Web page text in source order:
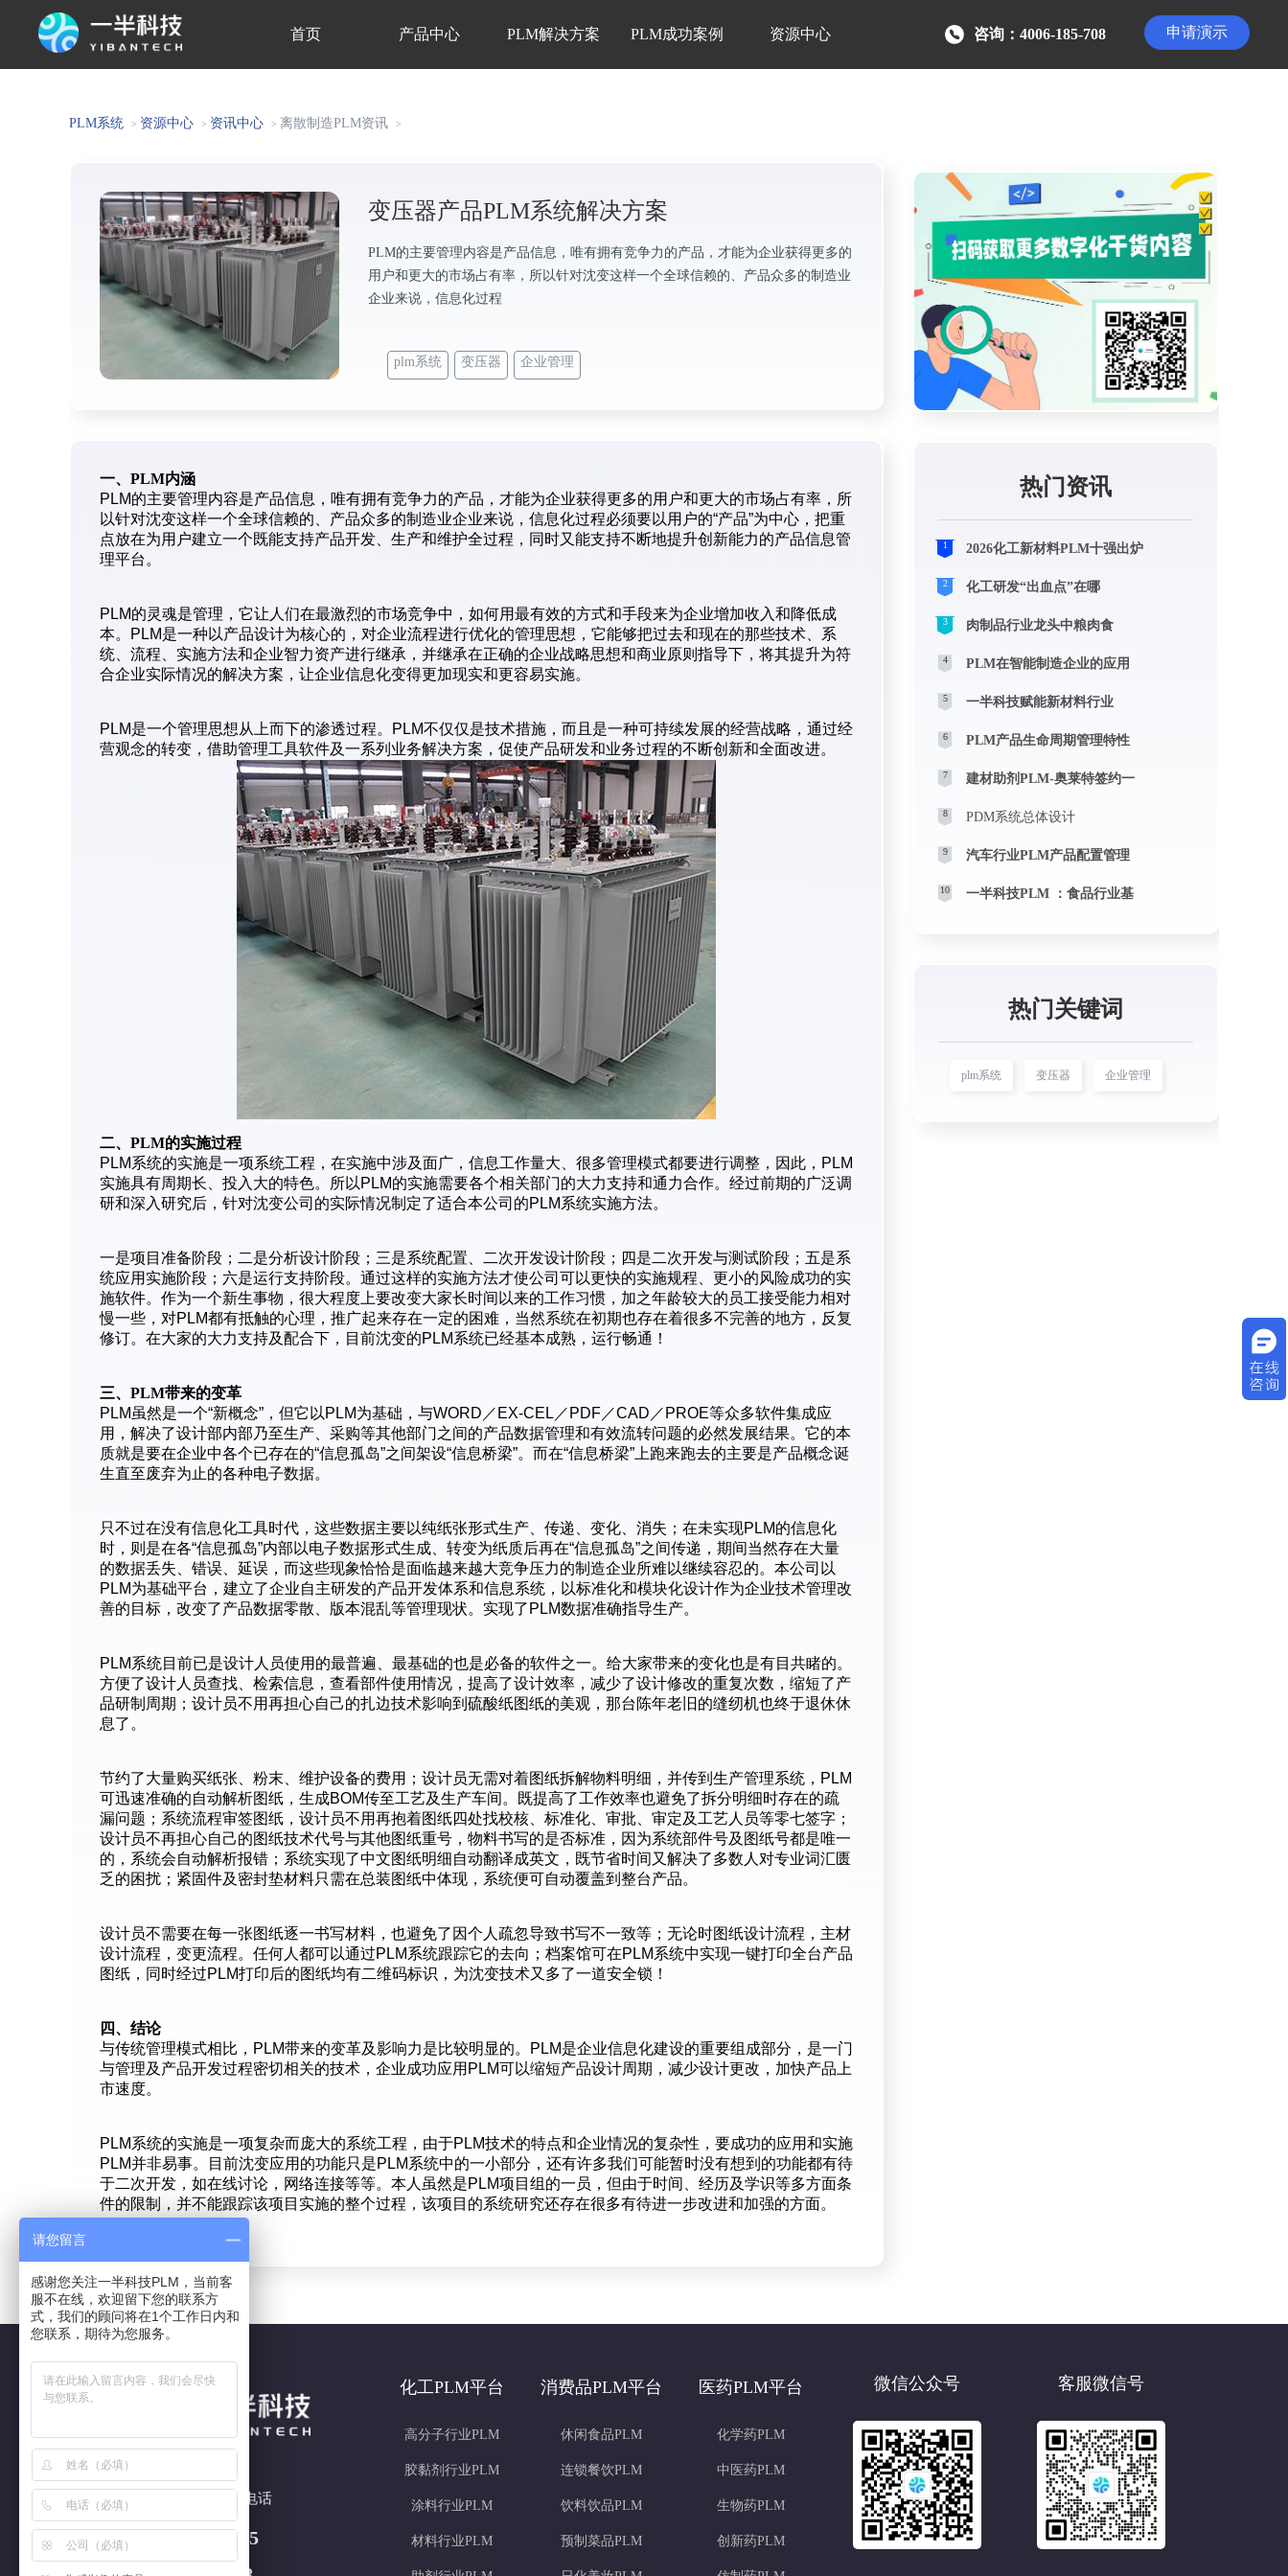
首页 产品中心 PLM解决方案 PLM成功案例 资源中心 申请演示
咨询：4006-185-708
PLM系统 > 资源中心 > 资讯中心 > 离散制造PLM资讯 >
变压器产品PLM系统解决方案
PLM的主要管理内容是产品信息，唯有拥有竞争力的产品，才能为企业获得更多的
用户和更大的市场占有率，所以针对沈变这样一个全球信赖的、产品众多的制造业
企业来说，信息化过程
plm系统 变压器 企业管理
一、PLM内涵
PLM的主要管理内容是产品信息，唯有拥有竞争力的产品，才能为企业获得更多的用户和更大的市场占有率，所
以针对沈变这样一个全球信赖的、产品众多的制造业企业来说，信息化过程必须要以用户的“产品”为中心，把重
点放在为用户建立一个既能支持产品开发、生产和维护全过程，同时又能支持不断地提升创新能力的产品信息管
理平台。
PLM的灵魂是管理，它让人们在最激烈的市场竞争中，如何用最有效的方式和手段来为企业增加收入和降低成
本。PLM是一种以产品设计为核心的，对企业流程进行优化的管理思想，它能够把过去和现在的那些技术、系
统、流程、实施方法和企业智力资产进行继承，并继承在正确的企业战略思想和商业原则指导下，将其提升为符
合企业实际情况的解决方案，让企业信息化变得更加现实和更容易实施。
PLM是一个管理思想从上而下的渗透过程。PLM不仅仅是技术措施，而且是一种可持续发展的经营战略，通过经
营观念的转变，借助管理工具软件及一系列业务解决方案，促使产品研发和业务过程的不断创新和全面改进。
二、PLM的实施过程
PLM系统的实施是一项系统工程，在实施中涉及面广，信息工作量大、很多管理模式都要进行调整，因此，PLM
实施具有周期长、投入大的特色。所以PLM的实施需要各个相关部门的大力支持和通力合作。经过前期的广泛调
研和深入研究后，针对沈变公司的实际情况制定了适合本公司的PLM系统实施方法。
一是项目准备阶段；二是分析设计阶段；三是系统配置、二次开发设计阶段；四是二次开发与测试阶段；五是系
统应用实施阶段；六是运行支持阶段。通过这样的实施方法才使公司可以更快的实施规程、更小的风险成功的实
施软件。作为一个新生事物，很大程度上要改变大家长时间以来的工作习惯，加之年龄较大的员工接受能力相对
慢一些，对PLM都有抵触的心理，推广起来存在一定的困难，当然系统在初期也存在着很多不完善的地方，反复
修订。在大家的大力支持及配合下，目前沈变的PLM系统已经基本成熟，运行畅通！
三、PLM带来的变革
PLM虽然是一个“新概念”，但它以PLM为基础，与WORD／EX-CEL／PDF／CAD／PROE等众多软件集成应
用，解决了设计部内部乃至生产、采购等其他部门之间的产品数据管理和有效流转问题的必然发展结果。它的本
质就是要在企业中各个已存在的“信息孤岛”之间架设“信息桥梁”。而在“信息桥梁”上跑来跑去的主要是产品概念诞
生直至废弃为止的各种电子数据。
只不过在没有信息化工具时代，这些数据主要以纯纸张形式生产、传递、变化、消失；在未实现PLM的信息化
时，则是在各“信息孤岛”内部以电子数据形式生成、转变为纸质后再在“信息孤岛”之间传递，期间当然存在大量
的数据丢失、错误、延误，而这些现象恰恰是面临越来越大竞争压力的制造企业所难以继续容忍的。本公司以
PLM为基础平台，建立了企业自主研发的产品开发体系和信息系统，以标准化和模块化设计作为企业技术管理改
善的目标，改变了产品数据零散、版本混乱等管理现状。实现了PLM数据准确指导生产。
PLM系统目前已是设计人员使用的最普遍、最基础的也是必备的软件之一。给大家带来的变化也是有目共睹的。
方便了设计人员查找、检索信息，查看部件使用情况，提高了设计效率，减少了设计修改的重复次数，缩短了产
品研制周期；设计员不用再担心自己的扎边技术影响到硫酸纸图纸的美观，那台陈年老旧的缝纫机也终于退休休
息了。
节约了大量购买纸张、粉末、维护设备的费用；设计员无需对着图纸拆解物料明细，并传到生产管理系统，PLM
可迅速准确的自动解析图纸，生成BOM传至工艺及生产车间。既提高了工作效率也避免了拆分明细时存在的疏
漏问题；系统流程审签图纸，设计员不用再抱着图纸四处找校核、标准化、审批、审定及工艺人员等零七签字；
设计员不再担心自己的图纸技术代号与其他图纸重号，物料书写的是否标准，因为系统部件号及图纸号都是唯一
的，系统会自动解析报错；系统实现了中文图纸明细自动翻译成英文，既节省时间又解决了多数人对专业词汇匮
乏的困扰；紧固件及密封垫材料只需在总装图纸中体现，系统便可自动覆盖到整台产品。
设计员不需要在每一张图纸逐一书写材料，也避免了因个人疏忽导致书写不一致等；无论时图纸设计流程，主材
设计流程，变更流程。任何人都可以通过PLM系统跟踪它的去向；档案馆可在PLM系统中实现一键打印全台产品
图纸，同时经过PLM打印后的图纸均有二维码标识，为沈变技术又多了一道安全锁！
四、结论
与传统管理模式相比，PLM带来的变革及影响力是比较明显的。PLM是企业信息化建设的重要组成部分，是一门
与管理及产品开发过程密切相关的技术，企业成功应用PLM可以缩短产品设计周期，减少设计更改，加快产品上
市速度。
PLM系统的实施是一项复杂而庞大的系统工程，由于PLM技术的特点和企业情况的复杂性，要成功的应用和实施
PLM并非易事。目前沈变应用的功能只是PLM系统中的一小部分，还有许多我们可能暂时没有想到的功能都有待
于二次开发，如在线讨论，网络连接等等。本人虽然是PLM项目组的一员，但由于时间、经历及学识等多方面条
件的限制，并不能跟踪该项目实施的整个过程，该项目的系统研究还存在很多有待进一步改进和加强的方面。
热门资讯
1 2026化工新材料PLM十强出炉
2 化工研发“出血点”在哪
3 肉制品行业龙头中粮肉食
4 PLM在智能制造企业的应用
5 一半科技赋能新材料行业
6 PLM产品生命周期管理特性
7 建材助剂PLM-奥莱特签约一
8 PDM系统总体设计
9 汽车行业PLM产品配置管理
10 一半科技PLM ：食品行业基
热门关键词
plm系统 变压器 企业管理
7x24h 全国热线电话
180 5877 3415
化工PLM平台
高分子行业PLM
胶黏剂行业PLM
涂料行业PLM
材料行业PLM
消费品PLM平台
休闲食品PLM
连锁餐饮PLM
饮料饮品PLM
预制菜品PLM
医药PLM平台
化学药PLM
中医药PLM
生物药PLM
创新药PLM
微信公众号 客服微信号
请您留言
感谢您关注一半科技PLM，当前客
服不在线，欢迎留下您的联系方
式，我们的顾问将在1个工作日内和
您联系，期待为您服务。